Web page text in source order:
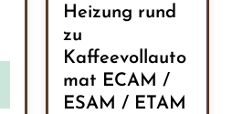
Heizung rund
zu
Kaffeevollauto
mat ECAM /
ESAM / ETAM